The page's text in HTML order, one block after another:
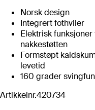
Norsk design
Integrert fothviler
Elektrisk
nakkestøtten
Formstøpt
levetid
160 grader
Artikkelnr.420734